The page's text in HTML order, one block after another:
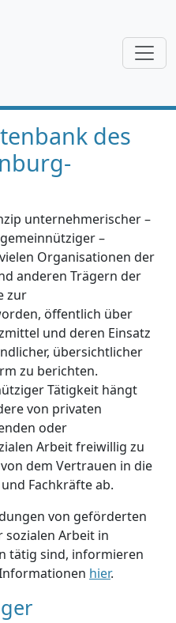
des
unternehmerischer –
–
Organisationen der
anderen Trägern der
zur
öffentlich über
und deren Einsatz
übersichtlicher
zu berichten.
Tätigkeit hängt
von privaten
oder
Arbeit freiwillig zu
dem Vertrauen in die
Fachkräfte ab.
von geförderten
sozialen Arbeit in
tätig sind, informieren
hier.